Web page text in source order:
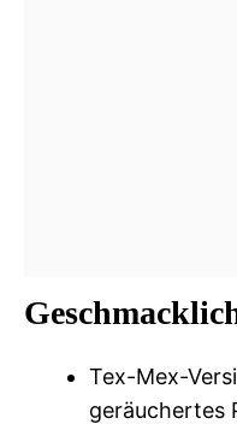
Tex-Mex-
geräuchertes